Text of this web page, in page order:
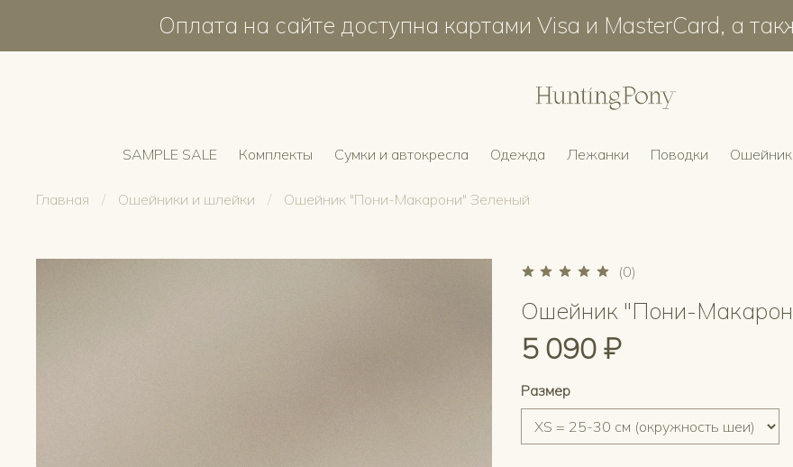
Оплата на сайте доступна картами Visa и MasterCard, а
SAMPLE SALE Комплекты Сумки и автокресла Одежда Лежанки Поводки
Главная Ошейники и шлейки Ошейник "Пони-Макарони" Зеленый
(0)
Ошейник "Пони-
5 090 ₽
Размер